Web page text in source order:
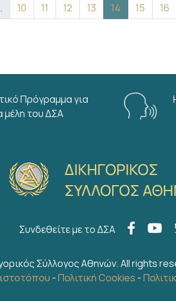
Σελίδα
10 Σελίδα
11 Σελίδα
12 Σελίδα
13 Τρέχουσα
14 Σελίδα
15 16
Πρόγραμμα για
μέλη του ΔΣΑ
Συνδεθείτε με το ΔΣΑ
Σύλλογος Αθηνών. All rights
-Πολιτική Cookies -